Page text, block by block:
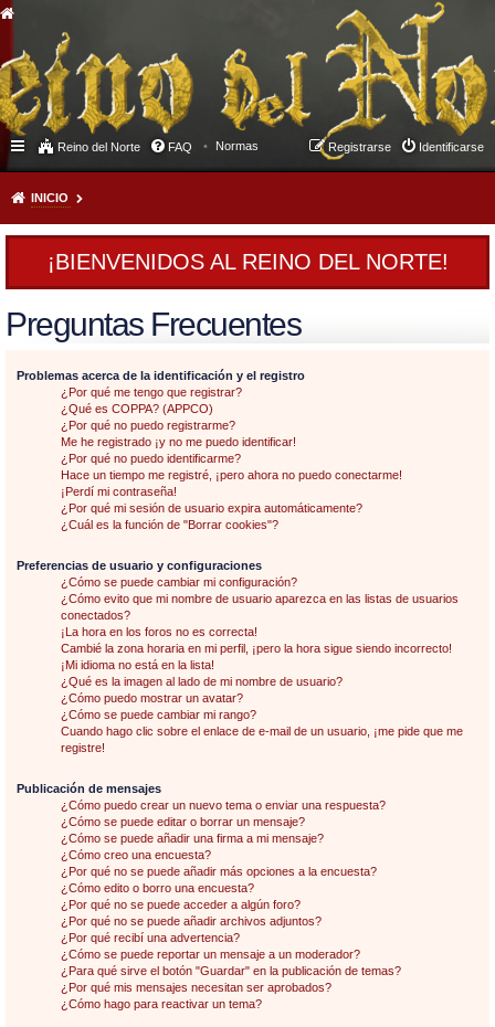
Reino del Norte FAQ Normas Identificarse
Registrarse
INICIO
¡BIENVENIDOS AL REINO DEL NORTE!
Preguntas Frecuentes
Problemas acerca de la identificación y el registro
¿Por qué me tengo que registrar?
¿Qué es COPPA? (APPCO)
¿Por qué no puedo registrarme?
Me he registrado ¡y no me puedo identificar!
¿Por qué no puedo identificarme?
Hace un tiempo me registré, ¡pero ahora no puedo conectarme!
¡Perdí mi contraseña!
¿Por qué mi sesión de usuario expira automáticamente?
¿Cuál es la función de "Borrar cookies"?
Preferencias de usuario y configuraciones
¿Cómo se puede cambiar mi configuración?
¿Cómo evito que mi nombre de usuario aparezca en las listas de usuarios
conectados?
¡La hora en los foros no es correcta!
Cambié la zona horaria en mi perfil, ¡pero la hora sigue siendo incorrecto!
¡Mi idioma no está en la lista!
¿Qué es la imagen al lado de mi nombre de usuario?
¿Cómo puedo mostrar un avatar?
¿Cómo se puede cambiar mi rango?
Cuando hago clic sobre el enlace de e-mail de un usuario, ¡me pide que me
registre!
Publicación de mensajes
¿Cómo puedo crear un nuevo tema o enviar una respuesta?
¿Cómo se puede editar o borrar un mensaje?
¿Cómo se puede añadir una firma a mi mensaje?
¿Cómo creo una encuesta?
¿Por qué no se puede añadir más opciones a la encuesta?
¿Cómo edito o borro una encuesta?
¿Por qué no se puede acceder a algún foro?
¿Por qué no se puede añadir archivos adjuntos?
¿Por qué recibí una advertencia?
¿Cómo se puede reportar un mensaje a un moderador?
¿Para qué sirve el botón "Guardar" en la publicación de temas?
¿Por qué mis mensajes necesitan ser aprobados?
¿Cómo hago para reactivar un tema?